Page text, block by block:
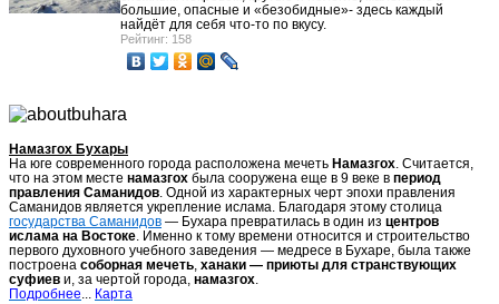
большие, опасные и «безобидные»- здесь каждый
найдёт для себя что-то по вкусу.
Рейтинг: 158
Намазгох Бухары
На юге современного города расположена мечеть Намазгох. Считается,
что на этом месте намазгох была сооружена еще в 9 веке в период
правления Саманидов. Одной из характерных черт эпохи правления
Саманидов является укрепление ислама. Благодаря этому столица
государства Саманидов — Бухара превратилась в один из центров
ислама на Востоке. Именно к тому времени относится и строительство
первого духовного учебного заведения — медресе в Бухаре, была также
построена соборная мечеть, ханаки — приюты для странствующих
суфиев и, за чертой города, намазгох.
Подробнее... Карта